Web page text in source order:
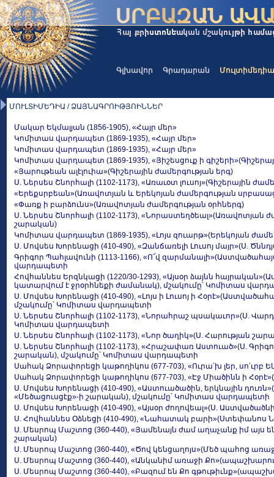
Գլխավոր Գրադարան Մուլտիմեդիա
ՄՈՒԼՏԻՄԵԴԻԱ / ՁԱՅՆԱԳՐՈԻԹՅՈԻՆՆԵՐ
Մակար Եկմալյան (1856-1905), «Հայր մեր»
Կոմիտաս վարդապետ (1869-1935), «Հայր մեր»
Կոմիտաս վարդապետ (1869-1935), «Հայր մեր»
Կոմիտաս վարդապետ (1869-1935), «Յիշեսցուք ի
«Յարութեան ալէլուիա»(Գիշերային ժամերգության երգ)
Ս. Ներսես Շնորհալի (1102-1173), «Առաւօտ լուսոյ»(Գիշերային
«Երեքսրբեան»(Առավոտյան և Երեկոյան ժամերգության
«Փառք ի բարձունս»(Առավոտյան ժամերգության օրհներգ)
Ս. Ներսես Շնորհալի (1102-1173), «Նորաստեղծեալ»(Առավոտյան
շարական)
Կոմիտաս վարդապետ (1869-1935), «Լոյս զուարթ»(Երեկոյան
Ս. Մովսես Խորենացի (410-490), «Զանճառելի Լուսոյ մայր»(Ս.
Գրիգոր Պահլավունի (1113-1166), «Ո՜վ
վարդապետի
Հովհաննես Երզնկացի (1220/30-1293), «Այսօր ձայնն
կատարվում է ջրօրհնեքի ժամանակ), մշակումը՝ Կոմիտաս
Ս. Մովսես Խորենացի (410-490), «Լոյս ի Լուսոյ ի
մշակումը՝ Կոմիտաս վարդապետի
Ս. Ներսես Շնորհալի (1102-1173), «Նորահրաշ պսակաւոր»(Ս.
Կոմիտաս վարդապետի
Ս. Ներսես Շնորհալի (1102-1173), «Նոր ծաղիկ»(Ս. Հարության
Ս. Ներսես Շնորհալի (1102-1173), «Հրաշափառ Աստուած»(Ս.
շարական), մշակումը՝ Կոմիտաս վարդապետի
Սահակ Ձորափորեցի կաթողիկոս (677-703), «Ուրա՛խ լեր,
Սահակ Ձորափորեցի կաթողիկոս (677-703), «Էջ Միածինն ի
Ս. Մովսես Խորենացի (410-490), «Աստուածածին, երկնային
«Մեծացուսցէք»-ի շարական), մշակումը՝ Կոմիտաս վարդապետի
Ս. Մովսես Խորենացի (410-490), «Այսօր ժողովեալ»(Ս.
Ս. Հովհաննես Օձնեցի (410-490), «Նահատակ
Ս. Մեսրոպ Մաշտոց (360-440), «Յամենայն ժամ աղաչանք իմ
շարական)
Ս. Մեսրոպ Մաշտոց (360-440), «Ծով կենցաղոյս»(Մեծ պահոց
Ս. Մեսրոպ Մաշտոց (360-440), «Անկանիմ առաջի
Ս. Մեսրոպ Մաշտոց (360-440), «Բազում են Քո